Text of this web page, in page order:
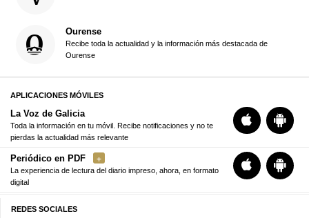
Ourense
Recibe toda la actualidad y la información más destacada de
Ourense
APLICACIONES MÓVILES
La Voz de Galicia
Toda la información en tu móvil. Recibe notificaciones y no te
pierdas la actualidad más relevante
Periódico en PDF
La experiencia de lectura del diario impreso, ahora, en formato
digital
REDES SOCIALES